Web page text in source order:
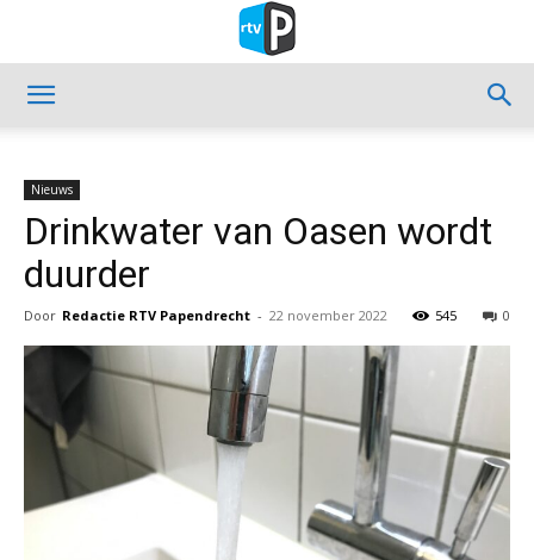
Nieuws
Drinkwater van Oasen wordt
duurder
Door Redactie RTV Papendrecht - 22 november 2022 0
545